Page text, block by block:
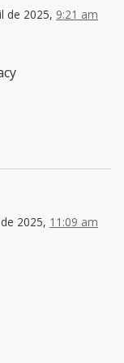
de 2025, 9:21 am
2025, 11:09 am